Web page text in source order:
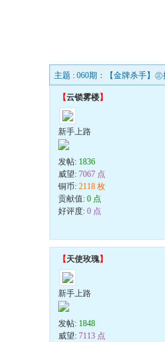
主题 : 060期：【金牌杀手】
【云锁雾楼】
新手上路
发帖: 1836
威望: 7067 点
铜币: 2118 枚
贡献值: 0 点
好评度: 0 点
【天使玫瑰】
新手上路
发帖: 1848
威望: 7113 点